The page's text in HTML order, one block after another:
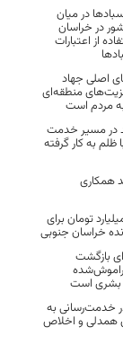
در میان
در خراسان
از اعتبارات
اصلی جهاد
منطقه‌ای
مردم است
در مسیر خدمت
ظلم به کار گرفته
همکاری
2500 میلیارد تومان برای
خراسان جنوبی
بازگشت
بشری است
خدمت‌رسانی به
همدلی و اخلاص